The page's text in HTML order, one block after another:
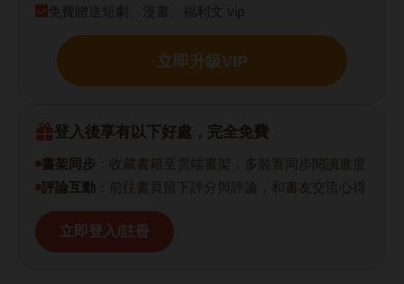
免費贈送短劇、漫畫、福利文 vip
立即升級VIP
登入後享有以下好處，完全免費
書架同步 ：收藏書籍至雲端書架，多裝置同步閱讀進度
評論互動 ：前往書頁留下評分與評論，和書友交流心得
立即登入/註冊